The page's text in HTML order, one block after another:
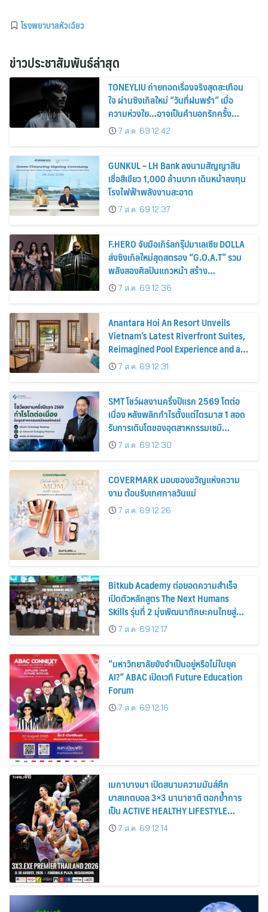
โรงพยาบาลหัวเฉียว
ข่าวประชาสัมพันธ์ล่าสุด
TONEYLIU ถ่ายทอดเรื่องจริงสุดสะเทือน
ใจ ผ่านซิงเกิลใหม่ “วันที่ฝนพรำ” เมื่อ
ความห่วงใย…อาจเป็นคำบอกรักครั้ง
สุดท้าย
7 ส.ค. 69 12:42
GUNKUL – LH Bank ลงนามสัญญาสิน
เชื่อสีเขียว 1,000 ล้านบาท เดินหน้าลงทุน
โรงไฟฟ้าพลังงานสะอาด
7 ส.ค. 69 12:37
F.HERO จับมือเกิร์ลกรุ๊ปมาเลเซีย DOLLA
ส่งซิงเกิลใหม่สุดสตรอง “G.O.A.T” รวม
พลังสองศิลปินแถวหน้า สร้าง
ปรากฏการณ์ใหม่แห่งวงการเพลงอาเซียน
7 ส.ค. 69 12:36
Anantara Hoi An Resort Unveils
Vietnam’s Latest Riverfront Suites,
Reimagined Pool Experience and a
Vibrant New Dining Destination
7 ส.ค. 69 12:31
SMT โชว์ผลงานครึ่งปีแรก 2569 โตต่อ
เนื่อง หลังพลิกกำไรตั้งแต่ไตรมาส 1 สอด
รับการเติบโตของอุตสาหกรรมเซมิ
คอนดักเตอร์
7 ส.ค. 69 12:30
COVERMARK มอบของขวัญแห่งความ
งาม ต้อนรับเทศกาลวันแม่
7 ส.ค. 69 12:26
Bitkub Academy ต่อยอดความสำเร็จ
เปิดตัวหลักสูตร The Next Humans
Skills รุ่นที่ 2 มุ่งพัฒนาทักษะคนไทยสู่
การเป็นคนของอนาคต
7 ส.ค. 69 12:17
“มหาวิทยาลัยยังจำเป็นอยู่หรือไม่ในยุค
AI?” ABAC เปิดเวที Future Education
Forum
7 ส.ค. 69 12:16
เมกาบางนา เปิดสนามความมันส์ศึก
บาสเกตบอล 3×3 นานาชาติ ตอกย้ำการ
เป็น ACTIVE HEALTHY LIFESTYLE
DESTINATION วันที่ 8 – 30 ส.ค. 69 ณ
ฟู้ดวอล์ค พลาซ่า ศูนย์การค้าเมกาบางนา
7 ส.ค. 69 12:14